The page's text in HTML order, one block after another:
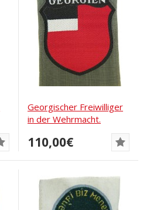
Georgischer Freiwilliger
in der Wehrmacht.
110,00€